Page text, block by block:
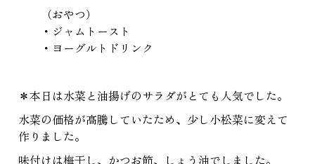
（おやつ）
・ジャムトースト
・ヨーグルトドリンク
＊本日は水菜と油揚げのサラダがとても人気でした。
水菜の価格が高騰していたため、少し小松菜に変えて
作りました。
味付けは梅干し、かつお節、しょう油でしました。